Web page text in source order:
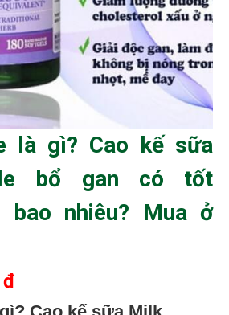
là gì? Cao kế sữa
bổ gan có tốt
bao nhiêu? Mua ở